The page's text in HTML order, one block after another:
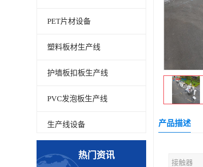
PET片材设备
塑料板材生产线
护墙板扣板生产线
PVC发泡板生产线
生产线设备
碳晶板生产线热门资讯
产品描述
接触器